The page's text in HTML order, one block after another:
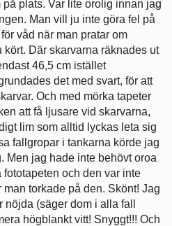
plats. Var lite orolig innan jag
Man vill ju inte göra fel på
våd när man pratar om
kört. Där skarvarna räknades ut
46,5 cm istället
det med svart, för att
Och med mörka tapeter
att få ljusare vid skarvarna,
lim som alltid lyckas leta sig
fallgropar i tankarna körde jag
Men jag hade inte behövt oroa
och den var inte
torkade på den. Skönt! Jag
(säger dom i alla fall
högblankt vitt! Snyggt!!! Och